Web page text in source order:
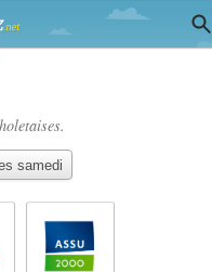
.
samedi